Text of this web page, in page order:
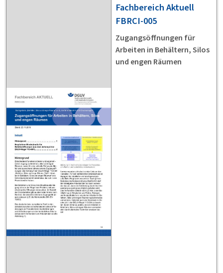
Fachbereich Aktuell
FBRCI-005
Zugangsöffnungen für
Arbeiten in Behältern, Silos
und engen Räumen